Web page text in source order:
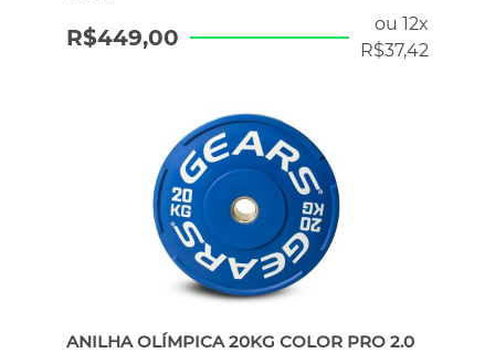
ou 12x
R$37,42
R$449,00
ANILHA OLÍMPICA 20KG COLOR PRO 2.0